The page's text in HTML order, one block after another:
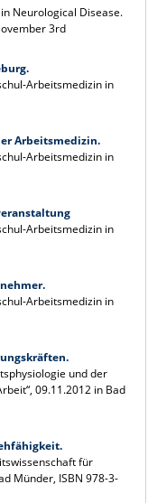
Neurological Disease.
3rd
Arbeitsmedizin in
Arbeitsmedizin.
Arbeitsmedizin in
Arbeitsmedizin in
Arbeitsmedizin in
und der
09.11.2012 in Bad
für
Münder, ISBN 978-3-